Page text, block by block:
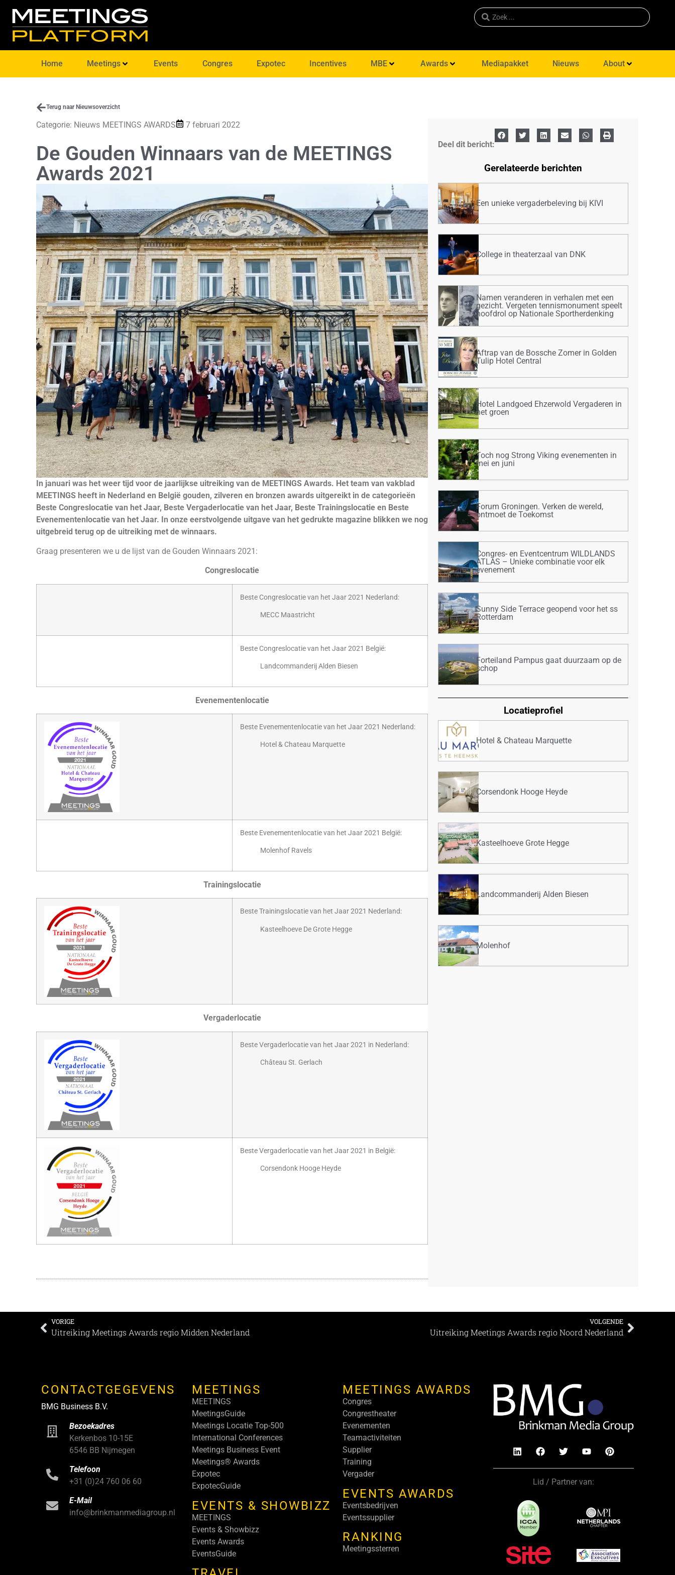
Home Meetings Events Congres Expotec Incentives MBE Awards Mediapakket Nieuws About
Terug naar Nieuwsoverzicht
Categorie: Nieuws MEETINGS AWARDS 7 februari 2022
De Gouden Winnaars van de MEETINGS
Awards 2021
In januari was het weer tijd voor de jaarlijkse uitreiking van de MEETINGS Awards. Het team van vakblad
MEETINGS heeft in Nederland en België gouden, zilveren en bronzen awards uitgereikt in de categorieën
Beste Congreslocatie van het Jaar, Beste Vergaderlocatie van het Jaar, Beste Trainingslocatie en Beste
Evenementenlocatie van het Jaar. In onze eerstvolgende uitgave van het gedrukte magazine blikken we nog
uitgebreid terug op de uitreiking met de winnaars.
Graag presenteren we u de lijst van de Gouden Winnaars 2021:
Congreslocatie
Beste Congreslocatie van het Jaar 2021 Nederland:
MECC Maastricht
Beste Congreslocatie van het Jaar 2021 België:
Landcommanderij Alden Biesen
Evenementenlocatie
Beste Evenementenlocatie van het Jaar 2021 Nederland:
Hotel & Chateau Marquette
Beste Evenementenlocatie van het Jaar 2021 België:
Molenhof Ravels
Trainingslocatie
Beste Trainingslocatie van het Jaar 2021 Nederland:
Kasteelhoeve De Grote Hegge
Vergaderlocatie
Beste Vergaderlocatie van het Jaar 2021 in Nederland:
Château St. Gerlach
Beste Vergaderlocatie van het Jaar 2021 in België:
Corsendonk Hooge Heyde
Deel dit bericht:
Gerelateerde berichten
Een unieke vergaderbeleving bij KIVI
College in theaterzaal van DNK
Namen veranderen in verhalen met een
gezicht. Vergeten tennismonument speelt
hoofdrol op Nationale Sportherdenking
Aftrap van de Bossche Zomer in Golden
Tulip Hotel Central
Hotel Landgoed Ehzerwold Vergaderen in
het groen
Toch nog Strong Viking evenementen in
mei en juni
Forum Groningen. Verken de wereld,
ontmoet de Toekomst
Congres- en Eventcentrum WILDLANDS
ATLAS – Unieke combinatie voor elk
evenement
Sunny Side Terrace geopend voor het ss
Rotterdam
Forteiland Pampus gaat duurzaam op de
schop
Locatieprofiel
Hotel & Chateau Marquette
Corsendonk Hooge Heyde
Kasteelhoeve Grote Hegge
Landcommanderij Alden Biesen
Molenhof
VORIGE
Uitreiking Meetings Awards regio Midden Nederland
VOLGENDE
Uitreiking Meetings Awards regio Noord Nederland
CONTACTGEGEVENS
BMG Business B.V.
Bezoekadres
Kerkenbos 10-15E
6546 BB Nijmegen
Telefoon
+31 (0)24 760 06 60
E-Mail
info@brinkmanmediagroup.nl
MEETINGS
MEETINGS
MeetingsGuide
Meetings Locatie Top-500
International Conferences
Meetings Business Event
Meetings® Awards
Expotec
ExpotecGuide
EVENTS & SHOWBIZZ
MEETINGS
Events & Showbizz
Events Awards
EventsGuide
MEETINGS AWARDS
Congres
Congrestheater
Evenementen
Teamactiviteiten
Supplier
Training
Vergader
EVENTS AWARDS
Eventsbedrijven
Eventssupplier
RANKING
Meetingssterren
Lid / Partner van: